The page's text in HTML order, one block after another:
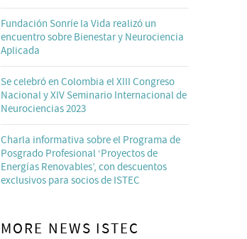
Fundación Sonríe la Vida realizó un
encuentro sobre Bienestar y Neurociencia
Aplicada
Se celebró en Colombia el XIII Congreso
Nacional y XIV Seminario Internacional de
Neurociencias 2023
Charla informativa sobre el Programa de
Posgrado Profesional ‘Proyectos de
Energías Renovables’, con descuentos
exclusivos para socios de ISTEC
MORE NEWS ISTEC